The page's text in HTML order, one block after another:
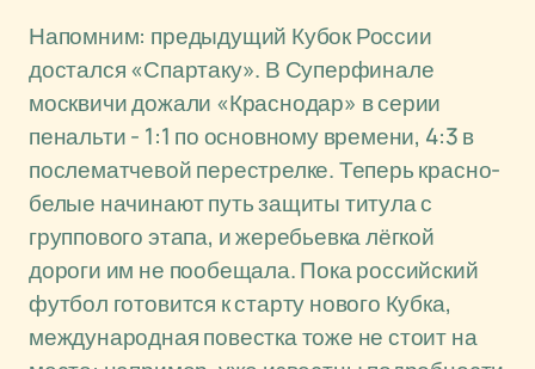
Напомним: предыдущий Кубок России
достался «Спартаку». В Суперфинале
москвичи дожали «Краснодар» в серии
пенальти - 1:1 по основному времени, 4:3 в
послематчевой перестрелке. Теперь красно-
белые начинают путь защиты титула с
группового этапа, и жеребьевка лёгкой
дороги им не пообещала. Пока российский
футбол готовится к старту нового Кубка,
международная повестка тоже не стоит на